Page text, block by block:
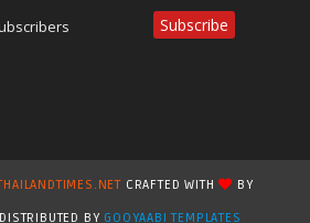
Subscribe
CRAFTED WITH
BY
BY GOOYAABI TEMPLATES